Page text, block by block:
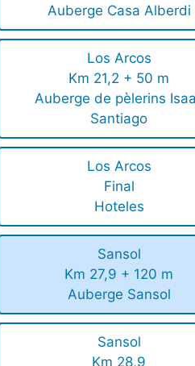
Auberge Casa Alberdi
Los Arcos
Km 21,2 + 50 m
Auberge de pèlerins
Santiago
Los Arcos
Final
Hoteles
Sansol
Km 27,9 + 120 m
Auberge Sansol
Sansol
Km 28,9